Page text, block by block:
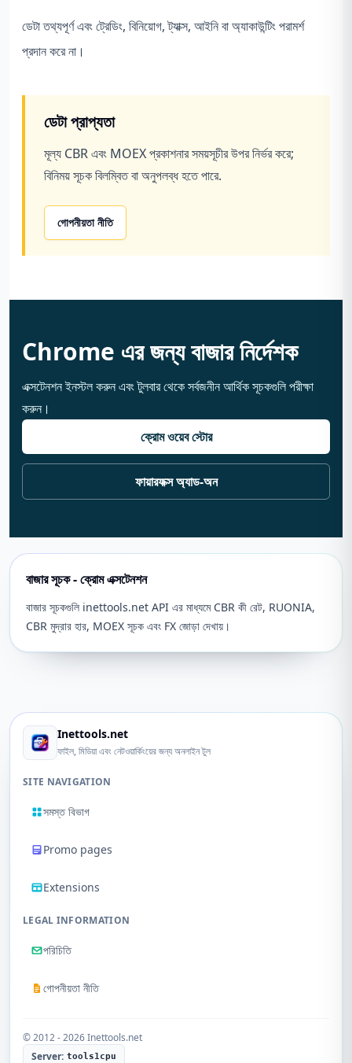
ডেটা তথ্যপূর্ণ এবং ট্রেডিং, বিনিয়োগ, ট্যাক্স, আইনি বা অ্যাকাউন্টিং পরামর্শ
প্রদান করে না।
ডেটা প্রাপ্যতা
মূল্য CBR এবং MOEX প্রকাশনার সময়সূচীর উপর নির্ভর করে;
বিনিময় সূচক বিলম্বিত বা অনুপলব্ধ হতে পারে.
গোপনীয়তা নীতি
Chrome এর জন্য বাজার নির্দেশক
এক্সটেনশন ইনস্টল করুন এবং টুলবার থেকে সর্বজনীন আর্থিক সূচকগুলি পরীক্ষা
করুন।
ক্রোম ওয়েব স্টোর
ফায়ারফক্স অ্যাড-অন
বাজার সূচক - ক্রোম এক্সটেনশন
বাজার সূচকগুলি inettools.net API এর মাধ্যমে CBR কী রেট, RUONIA,
CBR মুদ্রার হার, MOEX সূচক এবং FX জোড়া দেখায়।
Inettools.net
ফাইল, মিডিয়া এবং নেটওয়ার্কিংয়ের জন্য অনলাইন টুল
SITE NAVIGATION
সমস্ত বিভাগ
Promo pages
Extensions
LEGAL INFORMATION
পরিচিতি
গোপনীয়তা নীতি
© 2012 - 2026 Inettools.net
Server: tools1cpu